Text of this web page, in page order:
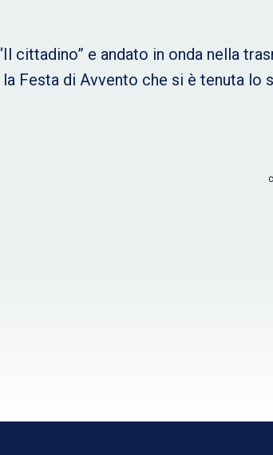
e andato in onda nella
Festa di Avvento che si è tenuta